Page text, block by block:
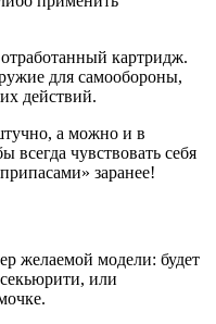
картридж.
для самообороны,
действий.
а можно и в
чувствовать себя
заранее!
желаемой модели: будет
или